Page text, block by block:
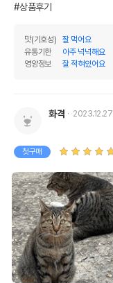
#상품후기
맛(기호성)
잘 먹어요
유통기한
아주 넉넉해요
영양정보
잘 적혀있어요
화격 2023.12.27
첫구매